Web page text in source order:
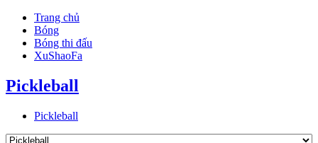
Trang chủ
Bóng
Bóng thi đấu
XuShaoFa
Pickleball
Pickleball